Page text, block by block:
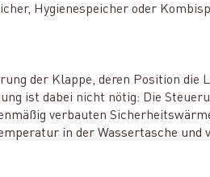
Hygienespeicher oder
der Klappe, deren Position die
ist dabei nicht nötig: Die
verbauten
in der Wassertasche und
Kesseltemperatur wieder unter